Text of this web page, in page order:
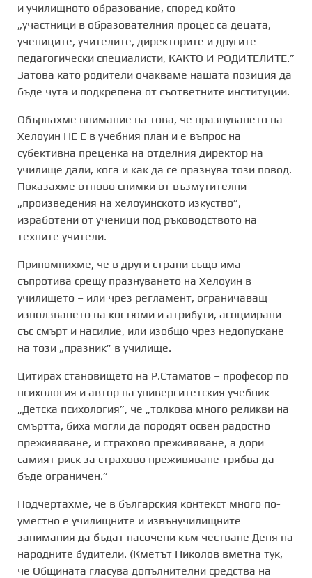
и училищното образование, според който
„участници в образователния процес са децата,
учениците, учителите, директорите и другите
педагогически специалисти, КАКТО И РОДИТЕЛИТЕ.”
Затова като родители очакваме нашата позиция да
бъде чута и подкрепена от съответните институции.
Обърнахме внимание на това, че празнуването на
Хелоуин НЕ Е в учебния план и е въпрос на
субективна преценка на отделния директор на
училище дали, кога и как да се празнува този повод.
Показахме отново снимки от възмутителни
„произведения на хелоуинското изкуство”,
изработени от ученици под ръководството на
техните учители.
Припомнихме, че в други страни също има
съпротива срещу празнуването на Хелоуин в
училището – или чрез регламент, ограничаващ
използването на костюми и атрибути, асоциирани
със смърт и насилие, или изобщо чрез недопускане
на този „празник” в училище.
Цитирах становището на Р.Стаматов – професор по
психология и автор на университетския учебник
„Детска психология”, че „толкова много реликви на
смъртта, биха могли да породят освен радостно
преживяване, и страхово преживяване, а дори
самият риск за страхово преживяване трябва да
бъде ограничен.”
Подчертахме, че в българския контекст много по-
уместно е училищните и извънучилищните
занимания да бъдат насочени към честване Деня на
народните будители. (Кметът Николов вметна тук,
че Общината гласува допълнителни средства на